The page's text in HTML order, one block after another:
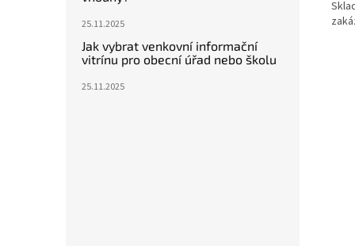
25.11.2025
Jak vybrat venkovní informační
vitrínu pro obecní úřad nebo školu
25.11.2025